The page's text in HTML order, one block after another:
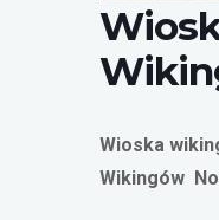
Wioska
Wikingów